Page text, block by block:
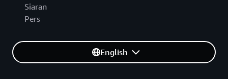
Siaran
Pers
English